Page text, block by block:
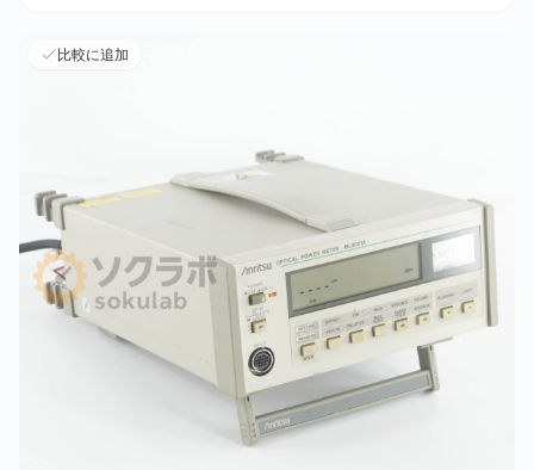
比較に追加